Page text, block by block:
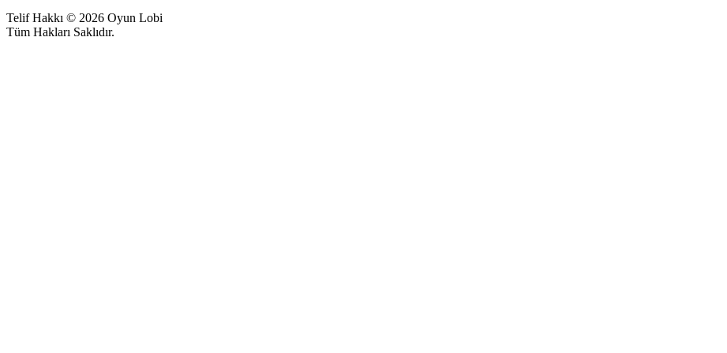
Telif Hakkı © 2026 Oyun Lobi
Tüm Hakları Saklıdır.